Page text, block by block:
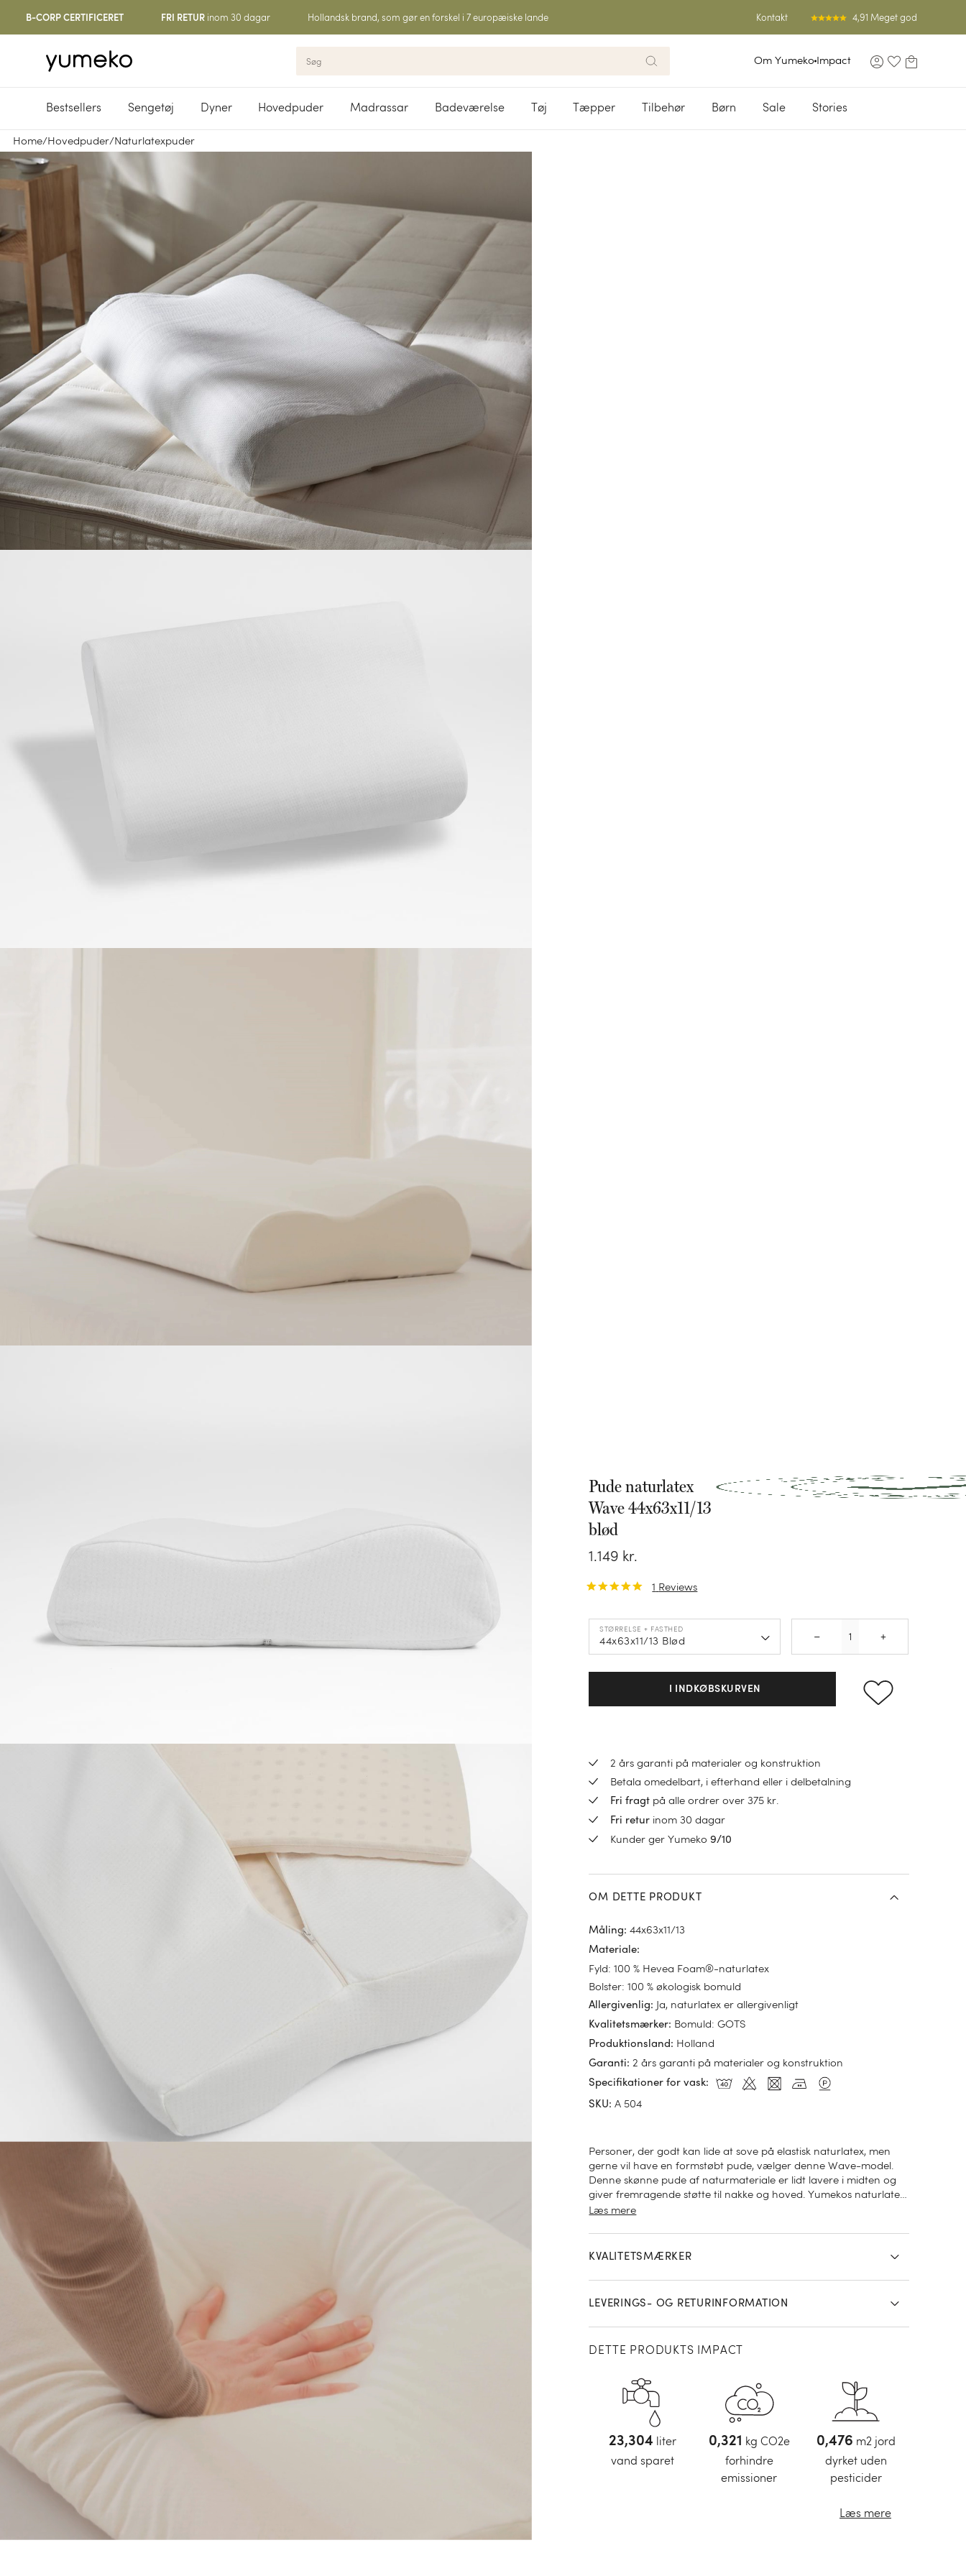
B-CORP CERTIFICERET FRI RETUR inom 30 dagar Hollandsk brand, som gør en forskel i 7 europæiske lande Kontakt 4,91 Meget god
Om Yumeko Impact
Bestsellers Sengetøj Dyner Hovedpuder Madrassar Badeværelse Tøj Tæpper Tilbehør Børn Sale Stories
Home/Hovedpuder/Naturlatexpuder
Pude naturlatex
Wave 44x63x11/13
blød
1.149 kr.
1 Reviews
STØRRELSE + FASTHED
44x63x11/13 Blød – +
I INDKØBSKURVEN
2 års garanti på materialer og konstruktion
Betala omedelbart, i efterhand eller i delbetalning
Fri fragt på alle ordrer over 375 kr.
Fri retur inom 30 dagar
Kunder ger Yumeko9/10
OM DETTE PRODUKT
Måling:44x63x11/13
Materiale:
Fyld: 100 % Hevea Foam®-naturlatex
Bolster: 100 % økologisk bomuld
Allergivenlig: Ja, naturlatex er allergivenligt
Kvalitetsmærker: Bomuld: GOTS
Produktionsland : Holland
Garanti:2 års garanti på materialer og konstruktion
Specifikationer for vask:
SKU:A 504
Personer, der godt kan lide at sove på elastisk naturlatex, men
gerne vil have en formstøbt pude, vælger denne Wave-model.
Denne skønne pude af naturmateriale er lidt lavere i midten og
giver fremragende støtte til nakke og hoved. Yumekos naturlatex
er økologisk, allergivenlig og fremstillet under gode
sover på ryggen eller siden. Det udtagelige lag gør det muligt at
tilpasse pudens højde. Til denne pudestørrelse passer et
Læs mere
KVALITETSMÆRKER
LEVERINGS- OG RETURINFORMATION
DETTE PRODUKTS IMPACT
23,99 liter
vand sparet
0,33 kg CO2e
forhindre
emissioner
0,49 m2 jord
dyrket uden
pesticider
Læs mere